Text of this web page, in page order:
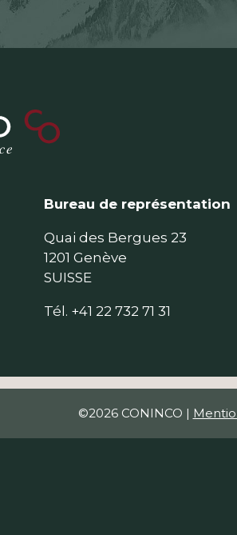
Bureau de représentation
Quai des Bergues 23
1201 Genève
SUISSE
Tél. +41 22 732 71 31
©2026 CONINCO |